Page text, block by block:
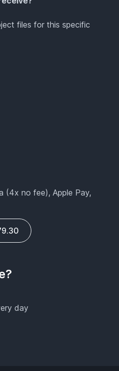
files for this specific
(4x no fee), Apple Pay,
day